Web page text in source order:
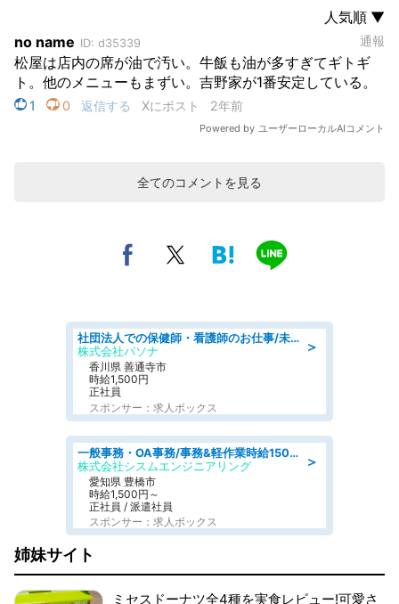
全てのコメントを見る
＞
社団法人での保健師・看護師のお仕事/未経験OK/要資格:普通免許、保健師、正看護師
株式会社パソナ
香川県 善通寺市
時給1,500円
正社員
スポンサー：求人ボックス
＞
一般事務・OA事務/事務&軽作業時給1500円土日祝休み各種社保完備
株式会社シスムエンジニアリング
愛知県 豊橋市
時給1,500円～
正社員 / 派遣社員
スポンサー：求人ボックス
姉妹サイト
ミセスドーナツ全4種を実食レビュー!可愛さ